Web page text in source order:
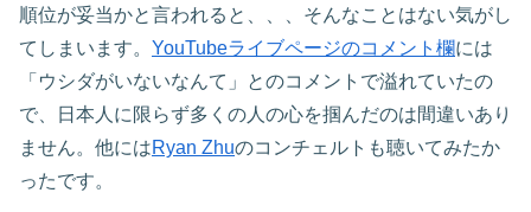
順位が妥当かと言われると、、、そんなことはない気がし
てしまいます。 YouTubeライブページのコメント欄には
「ウシダがいないなんて」とのコメントで溢れていたの
で、日本人に限らず多くの人の心を掴んだのは間違いあり
ません。他にはRyan Zhuのコンチェルトも聴いてみたか
ったです。